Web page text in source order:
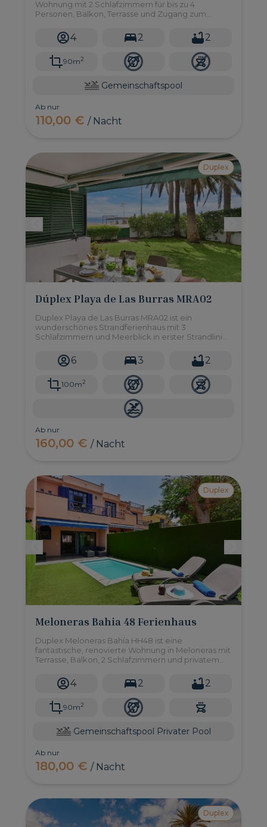
Wohnung mit 2 Schlafzimmern für bis zu 4
Personen, Balkon, Terrasse und Zugang zum
Gran Canaria.
4 2 2
90m2
Gemeinschaftspool
Ab nur
110,00 €/ Nacht
Duplex
Dúplex Playa de Las Burras MRA02
Duplex Playa de Las Burras MRA02 ist ein
wunderschönes Strandferienhaus mit 3
Schlafzimmern und Meerblick in erster Strandlinie
6 3 2
100m2
Ab nur
160,00 €/ Nacht
Duplex
Meloneras Bahia 48 Ferienhaus
Duplex Meloneras Bahía HH48 ist eine
fantastische, renovierte Wohnung in Meloneras mit
Terrasse, Balkon, 2 Schlafzimmern und privatem
4 2 2
90m2
Gemeinschaftspool Privater Pool
Ab nur
180,00 €/ Nacht
Duplex